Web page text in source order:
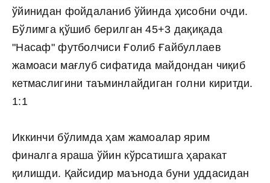
ўйинидан фойдаланиб ўйинда ҳисобни очди.
Бўлимга қўшиб берилган 45+3 дақиқада
"Насаф" футболчиси Ғолиб Ғайбуллаев
жамоаси мағлуб сифатида майдондан чиқиб
кетмаслигини таъминлайдиган голни киритди.
1:1
Иккинчи бўлимда ҳам жамоалар ярим
финалга яраша ўйин кўрсатишга ҳаракат
қилишди. Қайсидир маънода буни уддасидан